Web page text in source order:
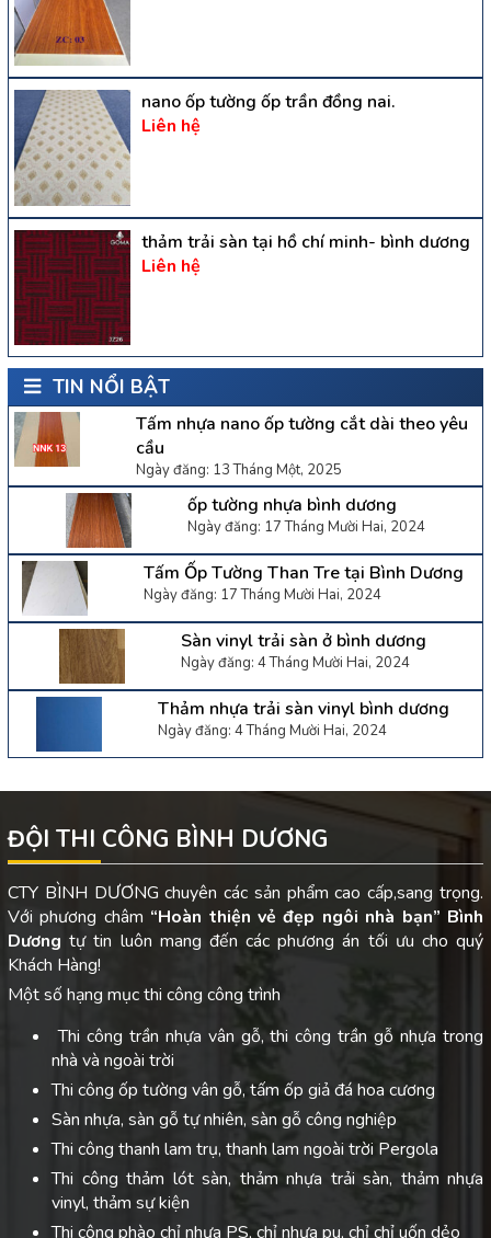
nano ốp tường ốp trần đồng nai.
Liên hệ
thảm trải sàn tại hồ chí minh- bình dương
Liên hệ
TIN NỔI BẬT
Tấm nhựa nano ốp tường cắt dài theo yêu
cầu
Ngày đăng: 13 Tháng Một, 2025
ốp tường nhựa bình dương
Ngày đăng: 17 Tháng Mười Hai, 2024
Tấm Ốp Tường Than Tre tại Bình Dương
Ngày đăng: 17 Tháng Mười Hai, 2024
Sàn vinyl trải sàn ở bình dương
Ngày đăng: 4 Tháng Mười Hai, 2024
Thảm nhựa trải sàn vinyl bình dương
Ngày đăng: 4 Tháng Mười Hai, 2024
ĐỘI THI CÔNG BÌNH DƯƠNG
CTY BÌNH DƯƠNG chuyên các sản phẩm cao cấp,sang trọng.
Với phương châm “Hoàn thiện vẻ đẹp ngôi nhà bạn” Bình
Dươngtự tin luôn mang đến các phương án tối ưu cho quý
Khách Hàng!
Một số hạng mục thi công công trình
Thi công trần nhựa vân gỗ, thi công trần gỗ nhựa trong
nhà và ngoài trời
Thi công ốp tường vân gỗ, tấm ốp giả đá hoa cương
Sàn nhựa, sàn gỗ tự nhiên, sàn gỗ công nghiệp
Thi công thanh lam trụ, thanh lam ngoài trời Pergola
Thi công thảm lót sàn, thảm nhựa trải sàn, thảm nhựa
vinyl, thảm sự kiện
Thi công phào chỉ nhựa PS, chỉ nhựa pu, chỉ chỉ uốn dẻo